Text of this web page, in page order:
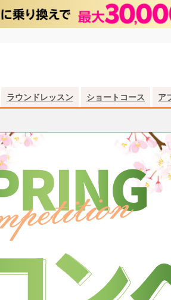
ラウンドレッスン ショートコース ア